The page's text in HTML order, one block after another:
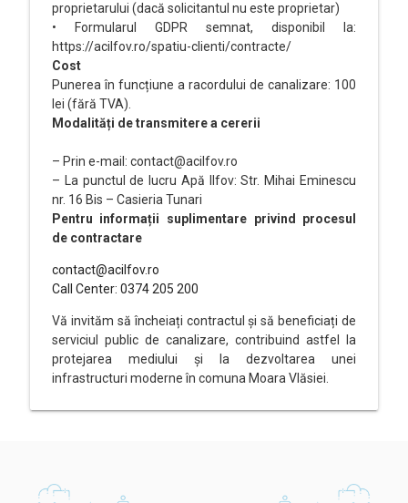
proprietarului (dacă solicitantul nu este proprietar)
• Formularul GDPR semnat, disponibil la:
https://acilfov.ro/spatiu-clienti/contracte/
Cost
Punerea în funcțiune a racordului de canalizare: 100
lei (fără TVA).
Modalități de transmitere a cererii
– Prin e-mail: contact@acilfov.ro
– La punctul de lucru Apă Ilfov: Str. Mihai Eminescu
nr. 16 Bis – Casieria Tunari
Pentru informații suplimentare privind procesul
de contractare
contact@acilfov.ro
Call Center: 0374 205 200
Vă invităm să încheiați contractul și să beneficiați de
serviciul public de canalizare, contribuind astfel la
protejarea mediului și la dezvoltarea unei
infrastructuri moderne în comuna Moara Vlăsiei.